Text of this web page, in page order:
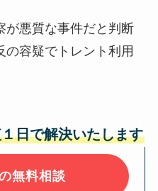
が悪質な事件だと判断
の容疑でトレント利用
日で解決いたします
無料相談